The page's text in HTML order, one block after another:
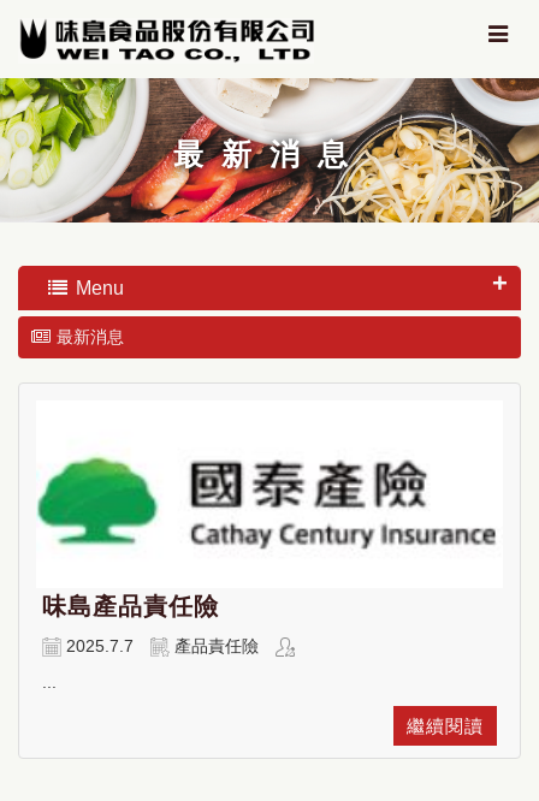
最新消息
Menu
最新消息
味島產品責任險
2025.7.7
產品責任險
繼續閱讀